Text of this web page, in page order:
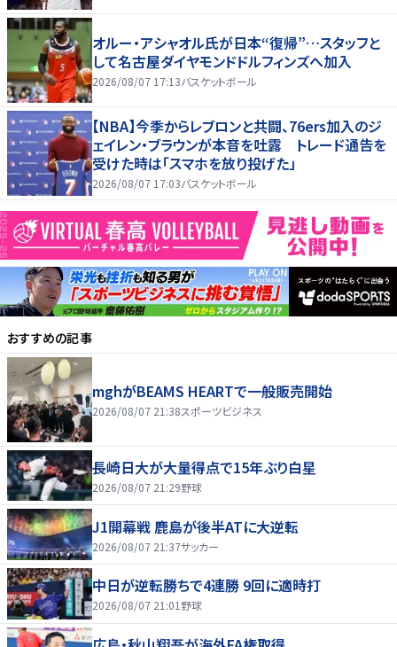
オルー・アシャオル氏が日本“復帰”…スタッフと
して名古屋ダイヤモンドドルフィンズへ加入
2026/08/07 17:13バスケットボール
【NBA】今季からレブロンと共闘、76ers加入のジ
ェイレン・ブラウンが本音を吐露 トレード通告を
受けた時は「スマホを放り投げた」
2026/08/07 17:03バスケットボール
おすすめの記事
mghがBEAMS HEARTで一般販売開始
2026/08/07 21:38スポーツビジネス
長崎日大が大量得点で15年ぶり白星
2026/08/07 21:29野球
J1開幕戦 鹿島が後半ATに大逆転
2026/08/07 21:37サッカー
中日が逆転勝ちで4連勝 9回に適時打
2026/08/07 21:01 野球